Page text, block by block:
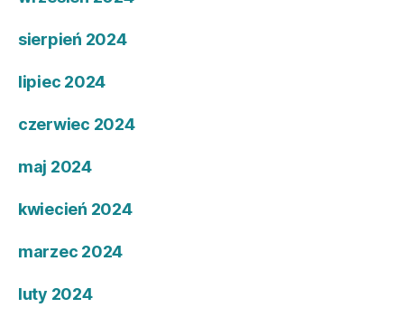
sierpień 2024
lipiec 2024
czerwiec 2024
maj 2024
kwiecień 2024
marzec 2024
luty 2024